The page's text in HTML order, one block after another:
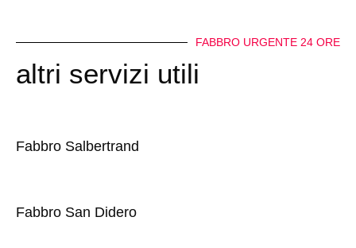
FABBRO URGENTE 24 ORE
altri servizi utili
Fabbro Salbertrand
Fabbro San Didero